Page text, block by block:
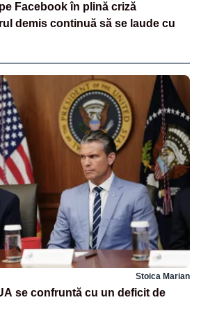
Facebook în plină criză
demis continuă să se laude cu
Stoica Marian
se confruntă cu un deficit de